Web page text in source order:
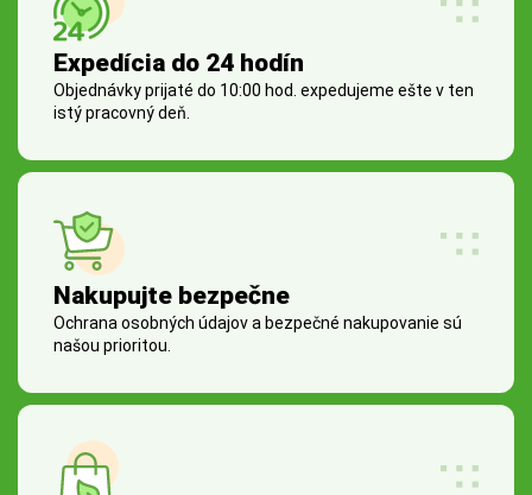
Expedícia do 24 hodín
Objednávky prijaté do 10:00 hod. expedujeme ešte v ten
istý pracovný deň.
Nakupujte bezpečne
Ochrana osobných údajov a bezpečné nakupovanie sú
našou prioritou.